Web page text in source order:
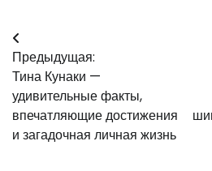
Навигация
по
записям
Предыдущая:
Тина Кунаки —
удивительные факты,
впечатляющие достижения
и загадочная личная жизнь